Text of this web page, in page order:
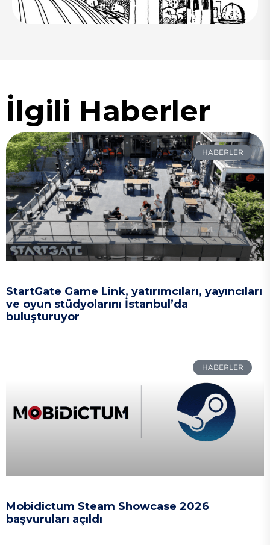
İlgili Haberler
HABERLER
StartGate Game Link, yatırımcıları, yayıncıları
ve oyun stüdyolarını İstanbul’da
buluşturuyor
HABERLER
Mobidictum Steam Showcase 2026
başvuruları açıldı